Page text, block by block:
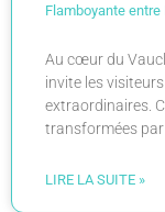
Flamboyante
Au cœur du
invite les
extraordinaires.
transformées par
LIRE LA SUITE »